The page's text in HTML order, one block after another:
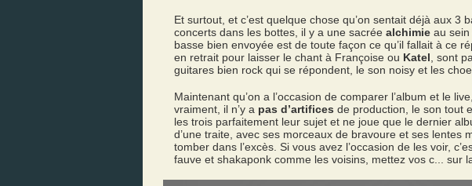
Et surtout, et c’est quelque chose qu’on sentait déjà aux
concerts dans les bottes, il y a une sacrée alchimie au
basse bien envoyée est de toute façon ce qu’il fallait à ce
en retrait pour laisser le chant à Françoise ou Katel , sont
guitares bien rock qui se répondent, le son noisy et les
Maintenant qu’on a l’occasion de comparer l’album et le
vraiment, il n’y a pas d’artifices de production, le son tout
les trois parfaitement leur sujet et ne joue que le dernier
d’une traite, avec ses morceaux de bravoure et ses
tomber dans l’excès. Si vous avez l’occasion de les voir,
fauve et shakaponk comme les voisins, mettez vos c... sur